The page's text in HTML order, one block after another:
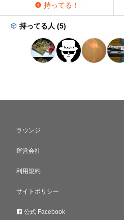
持ってる！
持ってる人 (5)
ラウンジ
運営会社
利用規約
サイトポリシー
公式 Facebook